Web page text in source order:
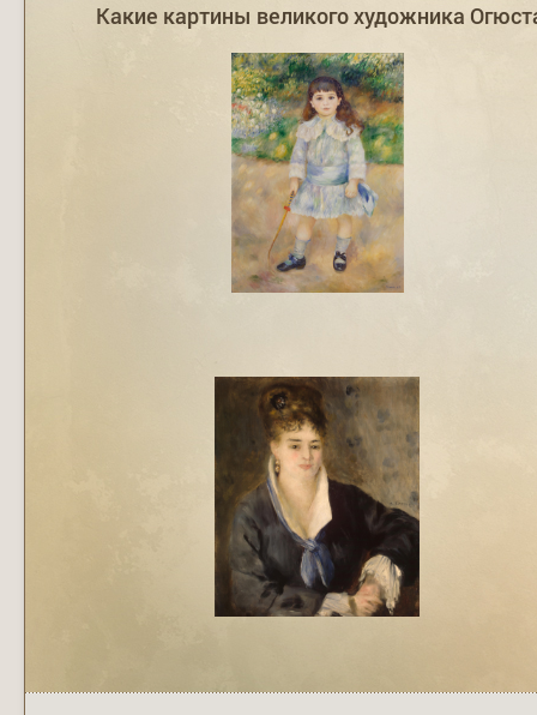
Какие картины великого художника